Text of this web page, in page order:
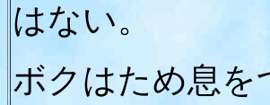
はない。
ボクはため息を